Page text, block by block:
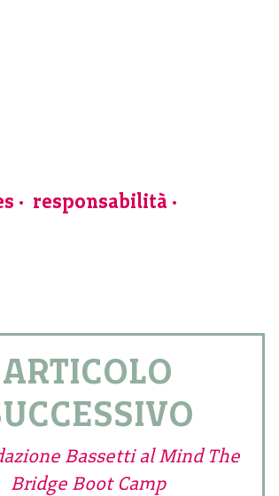
responsabilità
ARTICOLO
Bassetti al Mind The
Bridge Boot Camp